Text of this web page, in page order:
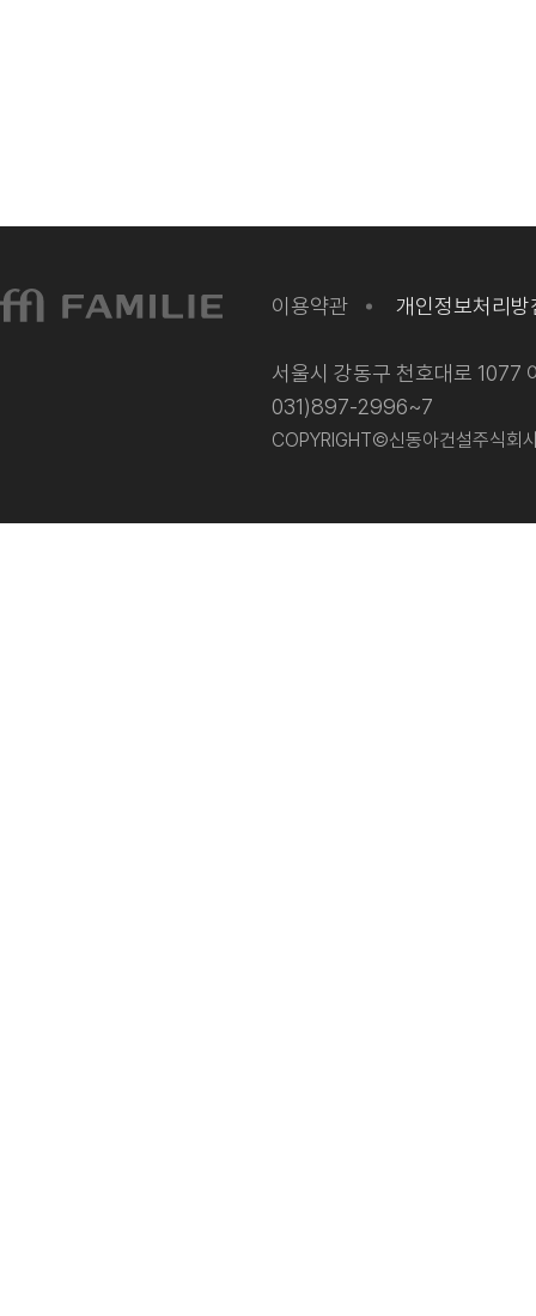
이용약관 개인정보처리방
서울시 강동구 천호대로
031)897-2996~7
COPYRIGHT©신동아건설주식회